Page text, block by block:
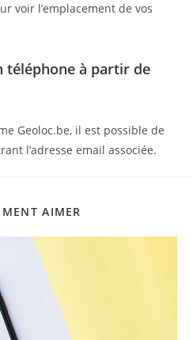
voir l’emplacement de vos
téléphone à partir de
Geoloc.be, il est possible de
l’adresse email associée.
AIMER